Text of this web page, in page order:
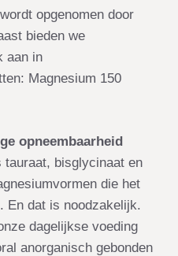
opgenomen door
bieden we
aan in
Magnesium 150
opneembaarheid
tauraat, bisglycinaat en
die het
En dat is noodzakelijk.
dagelijkse voeding
anorganisch gebonden